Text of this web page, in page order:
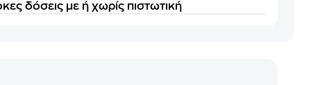
δόσεις με ή χωρίς πιστωτική